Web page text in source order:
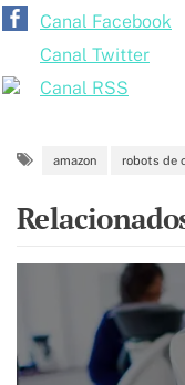
Canal Facebook
Canal Twitter
Canal RSS
amazon robots de